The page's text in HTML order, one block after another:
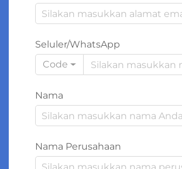
Seluler/WhatsApp
Code
Nama
Nama Perusahaan